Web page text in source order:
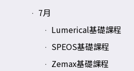
7月
Lumerical基礎課程
SPEOS基礎課程
Zemax基礎課程